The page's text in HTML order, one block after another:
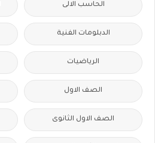
الحاسب الالى
الدبلومات الفنية
الرياضيات
الصف الاول
الصف الاول الثانوى